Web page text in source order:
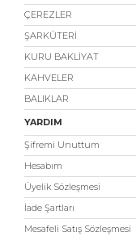
ÇEREZLER
ŞARKÜTERİ
KURU BAKLİYAT
KAHVELER
BALIKLAR
YARDIM
Şifremi Unuttum
Hesabım
Üyelik Sözleşmesi
İade Şartları
Mesafeli Satış Sözleşmesi